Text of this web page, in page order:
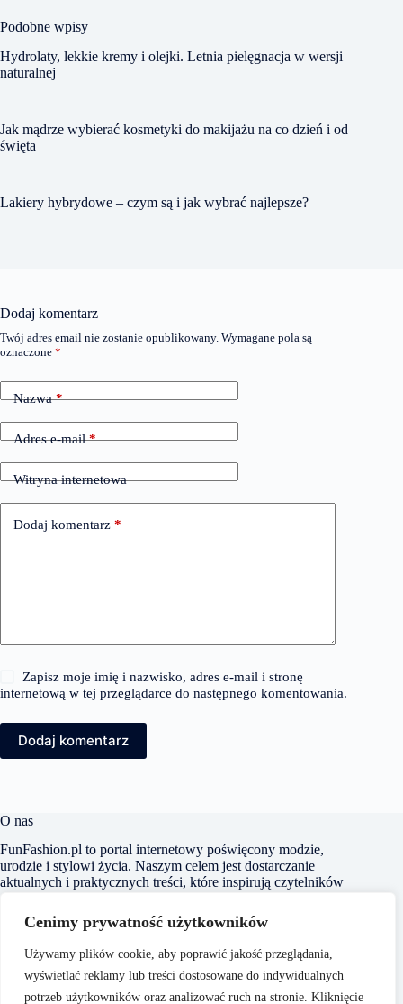
Cenimy prywatność użytkowników
Używamy plików cookie, aby poprawić jakość przeglądania,
wyświetlać reklamy lub treści dostosowane do indywidualnych
potrzeb użytkowników oraz analizować ruch na stronie. Kliknięcie
Podobne wpisy
Hydrolaty, lekkie kremy i olejki. Letnia pielęgnacja w wersji
naturalnej
Jak mądrze wybierać kosmetyki do makijażu na co dzień i od
święta
Lakiery hybrydowe – czym są i jak wybrać najlepsze?
Dodaj komentarz
Twój adres email nie zostanie opublikowany. Wymagane pola są
oznaczone *
Nazwa*
Adres e-mail*
Witryna internetowa
Dodaj komentarz *
Zapisz moje imię i nazwisko, adres e-mail i stronę
internetową w tej przeglądarce do następnego komentowania.
Dodaj komentarz
O nas
FunFashion.pl to portal internetowy poświęcony modzie,
urodzie i stylowi życia. Naszym celem jest dostarczanie
aktualnych i praktycznych treści, które inspirują czytelników
wygląd i samopoczucie. Dbamy o to, aby nasze artykuły były
zrozumiałe i dostępne dla każdego, niezależnie od poziomu
wiedzy na temat mody czy urody.